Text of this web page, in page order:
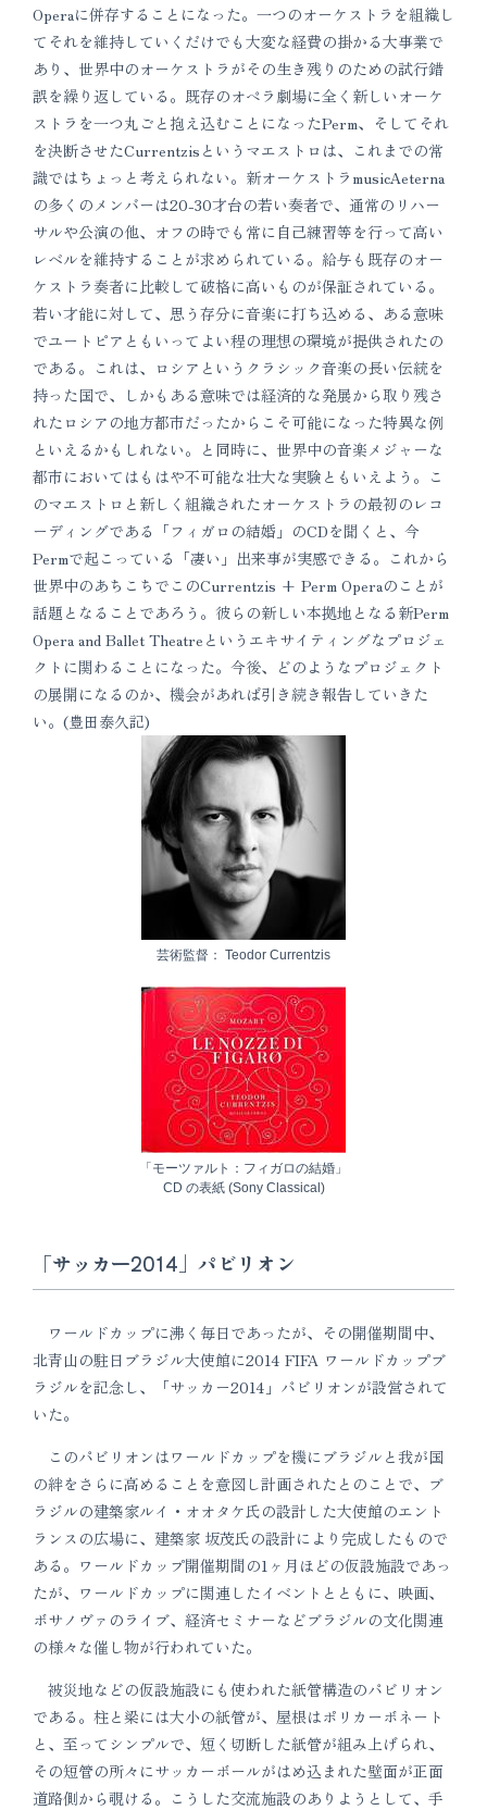
Operaに併存することになった。一つのオーケストラを組織し
てそれを維持していくだけでも大変な経費の掛かる大事業で
あり、世界中のオーケストラがその生き残りのための試行錯
誤を繰り返している。既存のオペラ劇場に全く新しいオーケ
ストラを一つ丸ごと抱え込むことになったPerm、そしてそれ
を決断させたCurrentzisというマエストロは、これまでの常
識ではちょっと考えられない。新オーケストラmusicAeterna
の多くのメンバーは20-30才台の若い奏者で、通常のリハー
サルや公演の他、オフの時でも常に自己練習等を行って高い
レベルを維持することが求められている。給与も既存のオー
ケストラ奏者に比較して破格に高いものが保証されている。
若い才能に対して、思う存分に音楽に打ち込める、ある意味
でユートピアともいってよい程の理想の環境が提供されたの
である。これは、ロシアというクラシック音楽の長い伝統を
持った国で、しかもある意味では経済的な発展から取り残さ
れたロシアの地方都市だったからこそ可能になった特異な例
といえるかもしれない。と同時に、世界中の音楽メジャーな
都市においてはもはや不可能な壮大な実験ともいえよう。こ
のマエストロと新しく組織されたオーケストラの最初のレコ
ーディングである「フィガロの結婚」のCDを聞くと、今
Permで起こっている「凄い」出来事が実感できる。これから
世界中のあちこちでこのCurrentzis + Perm Operaのことが
話題となることであろう。彼らの新しい本拠地となる新Perm
Opera and Ballet Theatreというエキサイティングなプロジェ
クトに関わることになった。今後、どのようなプロジェクト
の展開になるのか、機会があれば引き続き報告していきた
い。(豊田泰久記)
芸術監督： Teodor Currentzis
「モーツァルト：フィガロの結婚」
CD の表紙 (Sony Classical)
「サッカー2014」パビリオン
ワールドカップに沸く毎日であったが、その開催期間中、
北青山の駐日ブラジル大使館に2014 FIFA ワールドカップブ
ラジルを記念し、「サッカー2014」パビリオンが設営されて
いた。
このパビリオンはワールドカップを機にブラジルと我が国
の絆をさらに高めることを意図し計画されたとのことで、ブ
ラジルの建築家ルイ・オオタケ氏の設計した大使館のエント
ランスの広場に、建築家 坂茂氏の設計により完成したもので
ある。ワールドカップ開催期間の1ヶ月ほどの仮設施設であっ
たが、ワールドカップに関連したイベントとともに、映画、
ボサノヴァのライブ、経済セミナーなどブラジルの文化関連
の様々な催し物が行われていた。
被災地などの仮設施設にも使われた紙管構造のパビリオン
である。柱と梁には大小の紙管が、屋根はポリカーボネート
と、至ってシンプルで、短く切断した紙管が組み上げられ、
その短管の所々にサッカーボールがはめ込まれた壁面が正面
道路側から覗ける。こうした交流施設のありようとして、手